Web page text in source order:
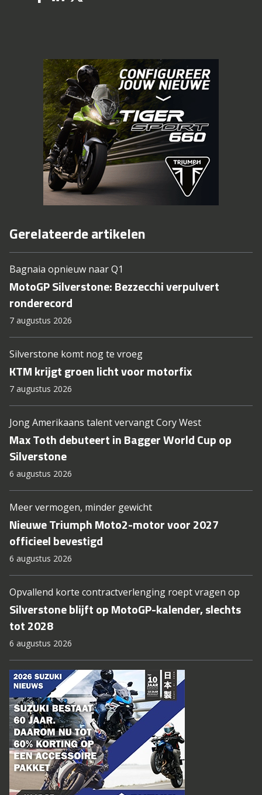
Gerelateerde artikelen
Bagnaia opnieuw naar Q1
MotoGP Silverstone: Bezzecchi verpulvert
ronderecord
7 augustus 2026
Silverstone komt nog te vroeg
KTM krijgt groen licht voor motorfix
7 augustus 2026
Jong Amerikaans talent vervangt Cory West
Max Toth debuteert in Bagger World Cup op
Silverstone
6 augustus 2026
Meer vermogen, minder gewicht
Nieuwe Triumph Moto2-motor voor 2027
officieel bevestigd
6 augustus 2026
Opvallend korte contractverlenging roept vragen op
Silverstone blijft op MotoGP-kalender, slechts
tot 2028
6 augustus 2026